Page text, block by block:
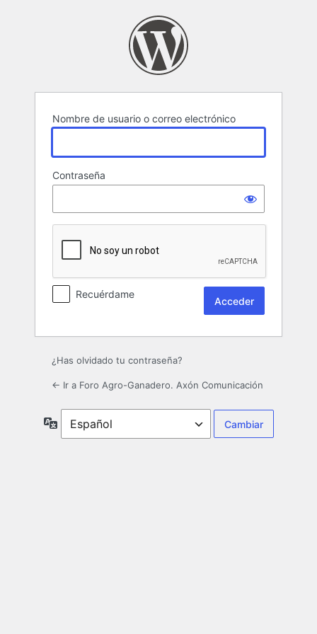
Nombre de usuario o correo electrónico
Contraseña
Recuérdame
¿Has olvidado tu contraseña?
← Ir a Foro Agro-Ganadero. Axón Comunicación
Idioma